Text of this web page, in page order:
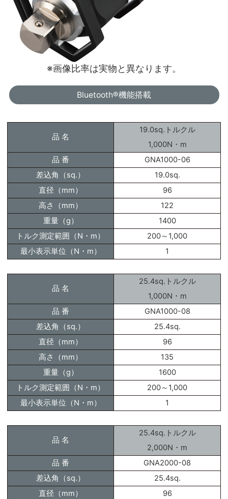
※画像比率は実物と異なります。
Bluetooth®機能搭載
品 名
19.0sq.トルクル
1,000N・m
品 番
GNA1000-06
差込角（sq.）
19.0sq.
直径（mm）
96
高さ（mm）
122
重量（g）
1400
トルク測定範囲（N・m）
200～1,000
最小表示単位（N・m）
1
品 名
25.4sq.トルクル
1,000N・m
品 番
GNA1000-08
差込角（sq.）
25.4sq.
直径（mm）
96
高さ（mm）
135
重量（g）
1600
トルク測定範囲（N・m）
200～1,000
最小表示単位（N・m）
1
品 名
25.4sq.トルクル
2,000N・m
品 番
GNA2000-08
差込角（sq.）
25.4sq.
直径（mm）
96